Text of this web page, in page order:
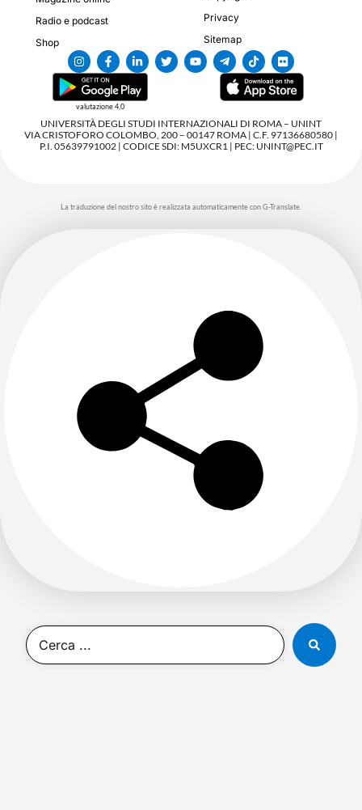
Radio e podcast
Shop
Privacy
Sitemap
valutazione 4,0
UNIVERSITÀ DEGLI STUDI INTERNAZIONALI DI ROMA – UNINT
VIA CRISTOFORO COLOMBO, 200 – 00147 ROMA | C.F. 97136680580 |
P.I. 05639791002 | CODICE SDI: M5UXCR1 | PEC: UNINT@PEC.IT
La traduzione del nostro sito è realizzata automaticamente con G-Translate.